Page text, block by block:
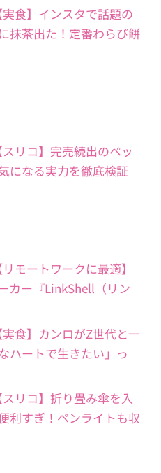
食】インスタで話題の
抹茶出た！定番わらび餅
リコ】完売続出のペッ
になる実力を徹底検証
モートワークに最適】
カー『LinkShell（リン
食】カンロがZ世代と一
ハートで生きたい」っ
リコ】折り畳み傘を入
利すぎ！ペンライトも収